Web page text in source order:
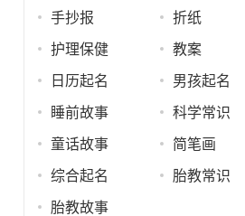
手抄报 折纸
护理保健 教案
日历起名 男孩起名
睡前故事 科学常识
童话故事 简笔画
综合起名 胎教常识
胎教故事